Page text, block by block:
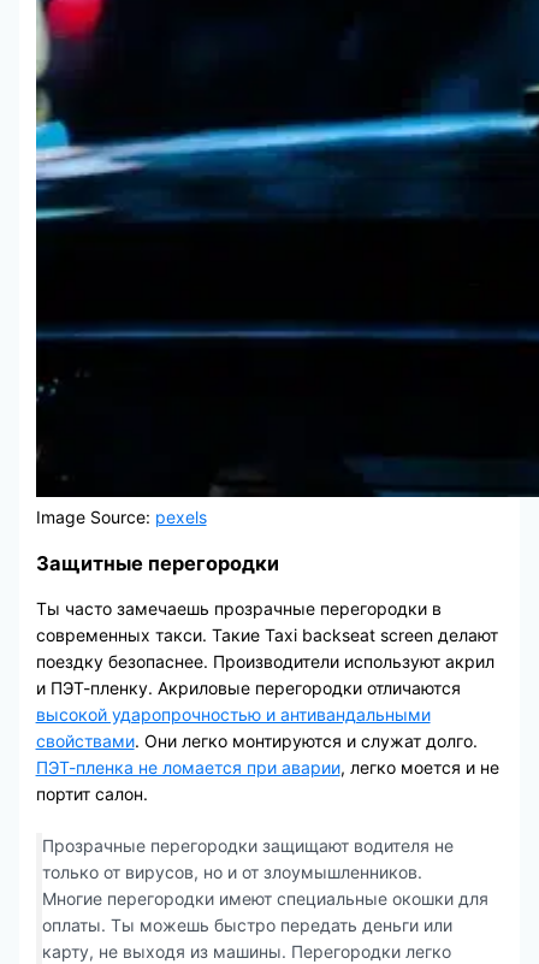
Image Source: pexels
Защитные перегородки
Ты часто замечаешь прозрачные перегородки в
современных такси. Такие Taxi backseat screen делают
поездку безопаснее. Производители используют акрил
и ПЭТ-пленку. Акриловые перегородки отличаются
высокой ударопрочностью и антивандальными
свойствами. Они легко монтируются и служат долго.
ПЭТ-пленка не ломается при аварии, легко моется и не
портит салон.
Прозрачные перегородки защищают водителя не
только от вирусов, но и от злоумышленников.
Многие перегородки имеют специальные окошки для
оплаты. Ты можешь быстро передать деньги или
карту, не выходя из машины. Перегородки легко